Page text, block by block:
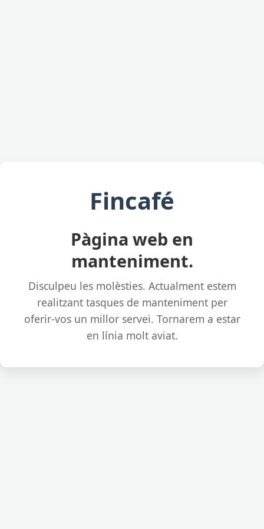
Fincafé
Pàgina web en
manteniment.
Disculpeu les molèsties. Actualment estem
realitzant tasques de manteniment per
oferir-vos un millor servei. Tornarem a estar
en línia molt aviat.